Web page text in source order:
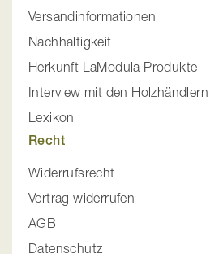
Versandinformationen
Nachhaltigkeit
Herkunft LaModula Produkte
Interview mit den Holzhändlern
Lexikon
Recht
Widerrufsrecht
Vertrag widerrufen
AGB
Datenschutz